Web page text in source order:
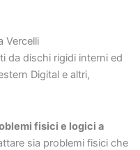
Vercelli
da dischi rigidi interni ed
Digital e altri,
fisici e logici a
sia problemi fisici che